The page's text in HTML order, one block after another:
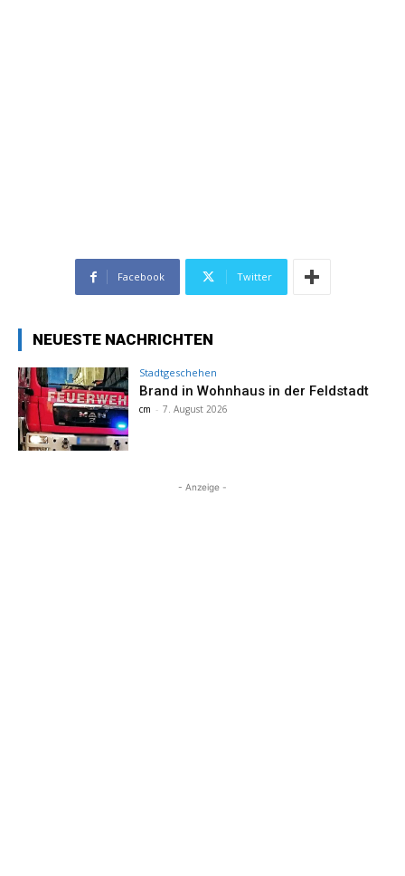
Facebook Twitter
NEUESTE NACHRICHTEN
Stadtgeschehen
Brand in Wohnhaus in der Feldstadt
cm - 7. August 2026
- Anzeige -